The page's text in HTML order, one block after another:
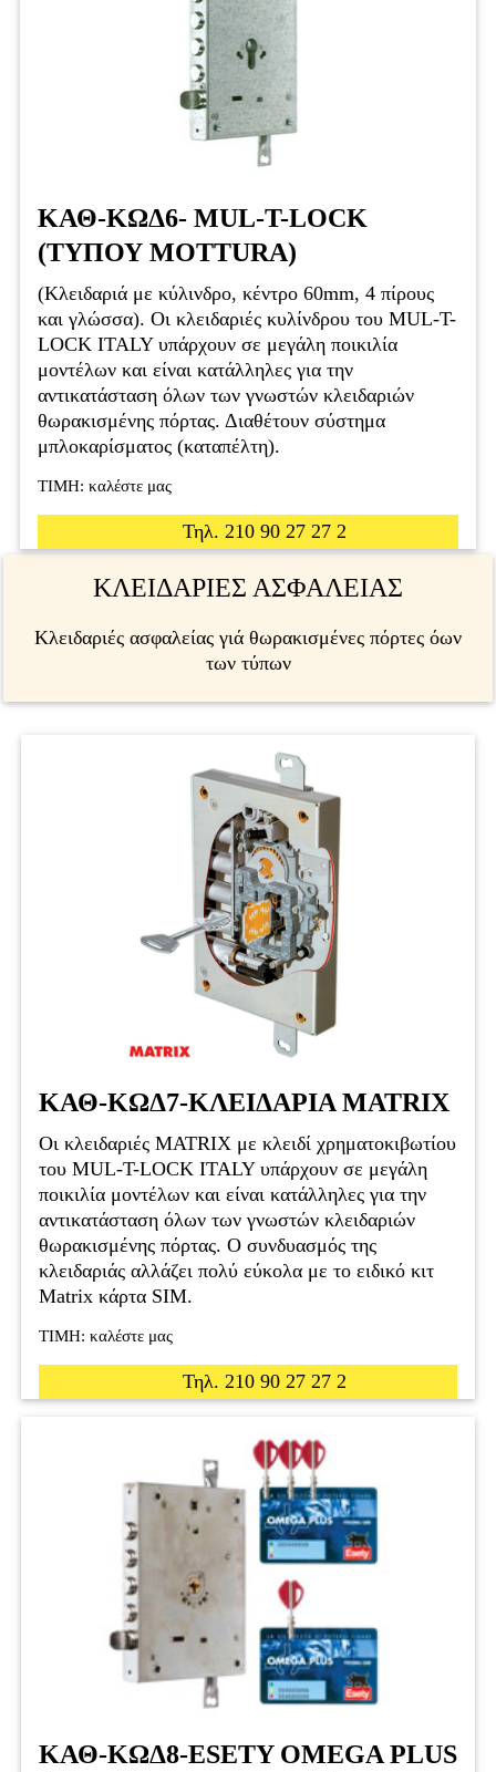
ΚΑΘ-ΚΩΔ6- MUL-T-LOCK
(ΤΥΠΟΥ MOTTURA)
(Κλειδαριά με κύλινδρο, κέντρο 60mm, 4 πίρους
και γλώσσα). Οι κλειδαριές κυλίνδρου του MUL-T-
LOCK ITALY υπάρχουν σε μεγάλη ποικιλία
μοντέλων και είναι κατάλληλες για την
αντικατάσταση όλων των γνωστών κλειδαριών
θωρακισμένης πόρτας. Διαθέτουν σύστημα
μπλοκαρίσματος (καταπέλτη).
ΤΙΜΗ: καλέστε μας
Τηλ. 210 90 27 27 2
ΚΛΕΙΔΑΡΙΕΣ ΑΣΦΑΛΕΙΑΣ
Κλειδαριές ασφαλείας γιά θωρακισμένες πόρτες όων
των τύπων
ΚΑΘ-ΚΩΔ7-ΚΛΕΙΔΑΡΙΑ MATRIX
Οι κλειδαριές MATRIX με κλειδί χρηματοκιβωτίου
του MUL-T-LOCK ITALY υπάρχουν σε μεγάλη
ποικιλία μοντέλων και είναι κατάλληλες για την
αντικατάσταση όλων των γνωστών κλειδαριών
θωρακισμένης πόρτας. Ο συνδυασμός της
κλειδαριάς αλλάζει πολύ εύκολα με το ειδικό κιτ
Matrix κάρτα SIM.
ΤΙΜΗ: καλέστε μας
Τηλ. 210 90 27 27 2
ΚΑΘ-ΚΩΔ8-ESETY OMEGA PLUS